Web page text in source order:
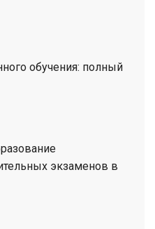
обучения: полный
экзаменов в